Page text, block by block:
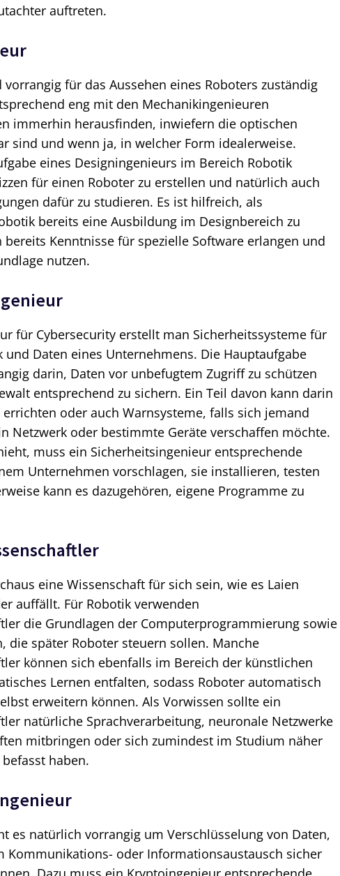
auftreten.
für das Aussehen eines Roboters zuständig
eng mit den Mechanikingenieuren
immerhin herausfinden, inwiefern die optischen
sind und wenn ja, in welcher Form idealerweise.
eines Designingenieurs im Bereich Robotik
für einen Roboter zu erstellen und natürlich auch
dafür zu studieren. Es ist hilfreich, als
bereits eine Ausbildung im Designbereich zu
Kenntnisse für spezielle Software erlangen und
nutzen.
für Cybersecurity erstellt man Sicherheitssysteme für
und Daten eines Unternehmens. Die Hauptaufgabe
darin, Daten vor unbefugtem Zugriff zu schützen
entsprechend zu sichern. Ein Teil davon kann darin
oder auch Warnsysteme, falls sich jemand
Netzwerk oder bestimmte Geräte verschaffen möchte.
muss ein Sicherheitsingenieur entsprechende
Unternehmen vorschlagen, sie installieren, testen
kann es dazugehören, eigene Programme zu
eine Wissenschaft für sich sein, wie es Laien
auffällt. Für Robotik verwenden
die Grundlagen der Computerprogrammierung sowie
die später Roboter steuern sollen. Manche
können sich ebenfalls im Bereich der künstlichen
Lernen entfalten, sodass Roboter automatisch
erweitern können. Als Vorwissen sollte ein
natürliche Sprachverarbeitung, neuronale Netzwerke
mitbringen oder sich zumindest im Studium näher
haben.
es natürlich vorrangig um Verschlüsselung von Daten,
Kommunikations- oder Informationsaustausch sicher